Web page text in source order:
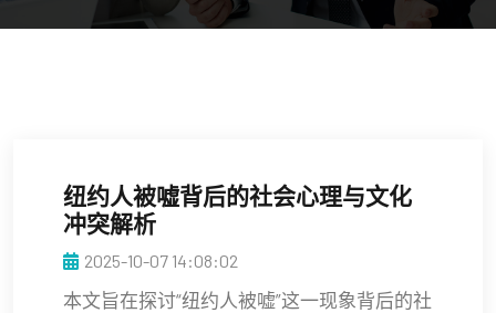
纽约人被嘘背后的社会心理与文化
冲突解析
2025-10-07 14:08:02
本文旨在探讨“纽约人被嘘”这一现象背后的社